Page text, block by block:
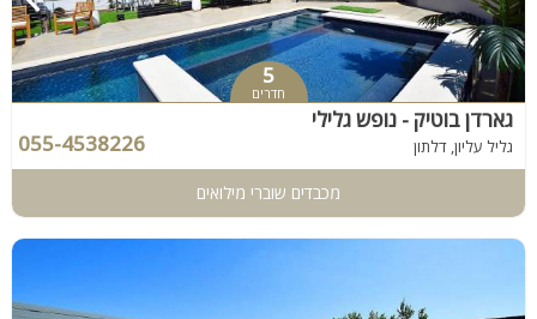
5
חדרים
גארדן בוטיק - נופש גלילי
גליל עליון, דלתון 055-4538226
מכבדים שוברי מילואים